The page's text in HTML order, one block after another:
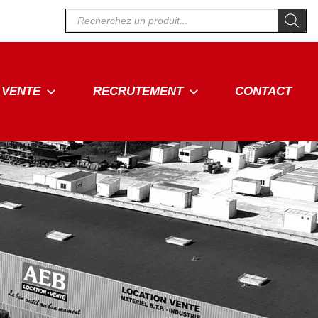
Recherche
de
produits
VENTE RECRUTEMENT CONTACT